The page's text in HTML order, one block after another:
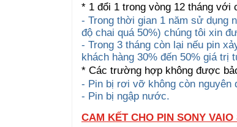
* 1 đổi 1 trong vòng 12 tháng với
- Trong thời gian 1 năm sử dụng
độ chai quá 50%) chúng tôi xin
- Trong 3 tháng còn lại nếu pin
khách hàng 30% đến 50% giá trị
* Các trường hợp không được
- Pin bị rơi vỡ không còn nguyên
- Pin bị ngập nước.
CAM KẾT CHO PIN SONY